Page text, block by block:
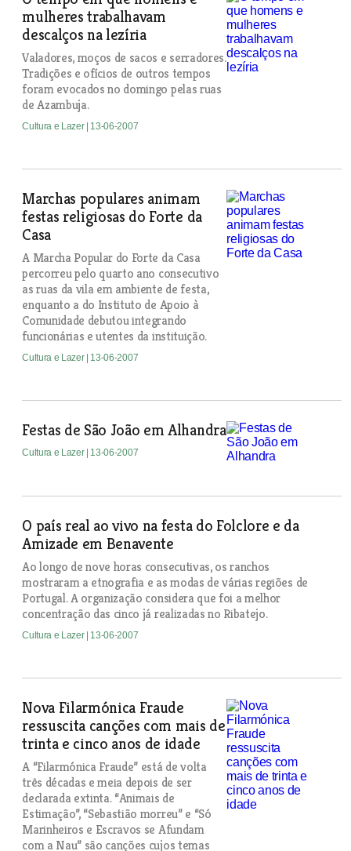
mulheres trabalhavam
descalços na lezíria
Valadores, moços de sacos e serradores.
Tradições e ofícios de outros tempos
foram evocados no domingo pelas ruas
de Azambuja.
Cultura e Lazer | 13-06-2007
Marchas populares animam
festas religiosas do Forte da
Casa
A Marcha Popular do Forte da Casa
percorreu pelo quarto ano consecutivo
as ruas da vila em ambiente de festa,
enquanto a do Instituto de Apoio à
Comunidade debutou integrando
funcionárias e utentes da instituição.
Cultura e Lazer | 13-06-2007
Festas de São João em Alhandra
Cultura e Lazer | 13-06-2007
O país real ao vivo na festa do Folclore e da
Amizade em Benavente
Ao longo de nove horas consecutivas, os ranchos
mostraram a etnografia e as modas de várias regiões de
Portugal. A organização considera que foi a melhor
concentração das cinco já realizadas no Ribatejo.
Cultura e Lazer | 13-06-2007
Nova Filarmónica Fraude
ressuscita canções com mais de
trinta e cinco anos de idade
A “Filarmónica Fraude” está de volta
três décadas e meia depois de ser
declarada extinta. “Animais de
Estimação”, “Sebastião morreu” e “Só
Marinheiros e Escravos se Afundam
com a Nau” são canções cujos temas